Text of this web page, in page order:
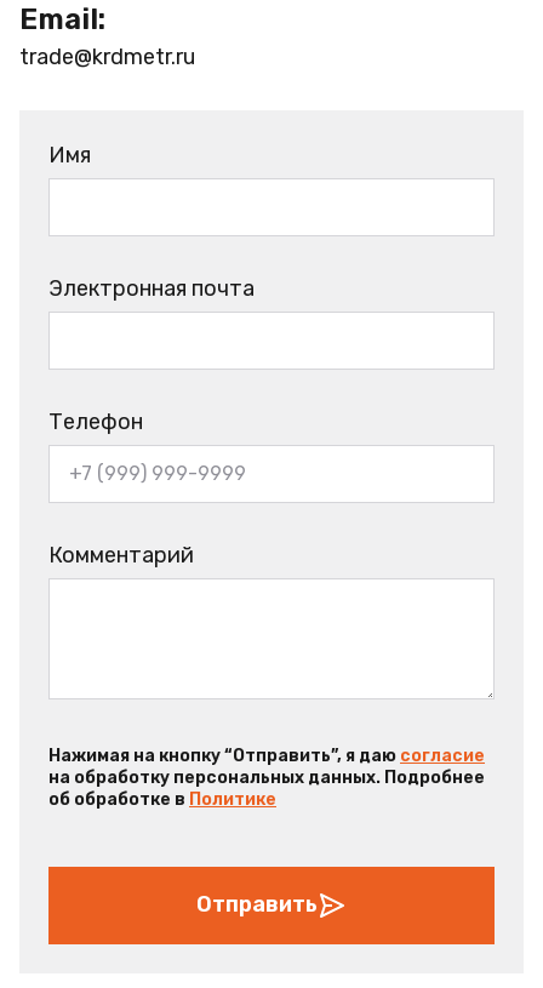
Email:
trade@krdmetr.ru
Имя
Электронная почта
Телефон
Комментарий
Нажимая на кнопку “Отправить”, я даю согласие
на обработку персональных данных. Подробнее
об обработке в Политике
Отправить